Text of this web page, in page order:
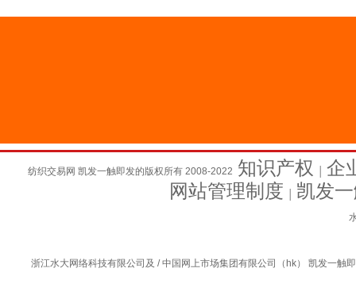
纺织交易网 凯发一触即发的版权所有 2008-2022 知识产权
企
网站管理制度
凯发
浙江水大网络科技有限公司及 / 中国网上市场集团有限公司（hk） 凯发一触